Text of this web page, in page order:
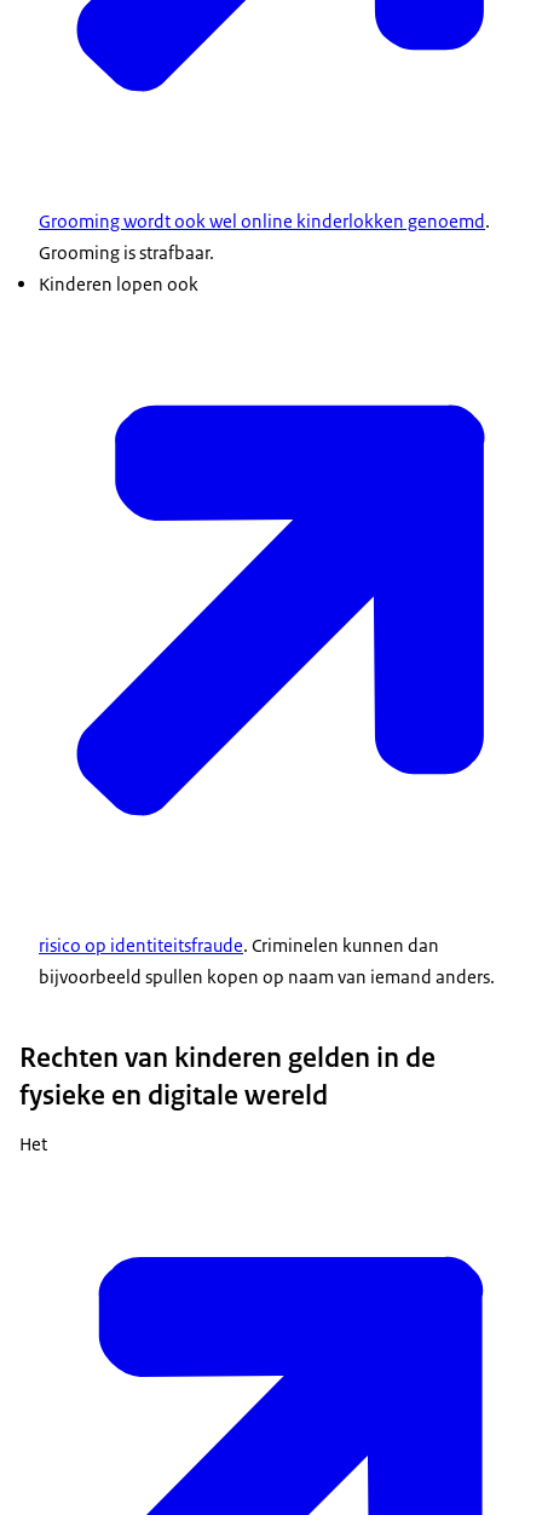
Grooming wordt ook wel online kinderlokken genoemd.
Grooming is strafbaar.
Kinderen lopen ook
risico op identiteitsfraude. Criminelen kunnen dan
bijvoorbeeld spullen kopen op naam van iemand anders.
Rechten van kinderen gelden in de
fysieke en digitale wereld
Het